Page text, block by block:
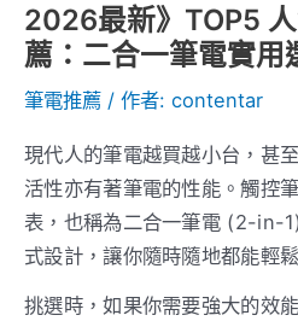
2026最新》TOP5
薦：二合一筆電實用
筆電推薦 / 作者: contentar
現代人的筆電越買越小台，甚
活性亦有著筆電的性能。觸控
表，也稱為二合一筆電 (2-in-
式設計，讓你隨時隨地都能輕
挑選時，如果你需要強大的效
電
推
薦：
合
一
筆
電
實